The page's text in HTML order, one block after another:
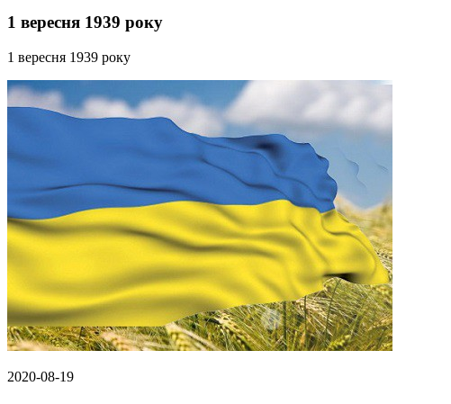
1 вересня 1939 року
1 вересня 1939 року
2020-08-19